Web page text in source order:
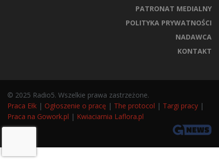
PATRONAT MEDIALNY
POLITYKA PRYWATNOŚCI
NADAWCA
KONTAKT
© 2025 Radio5. Wszelkie prawa zastrzeżone.
Praca Ełk | Ogłoszenie o pracę | The protocol | Targi pracy |
Praca na Gowork.pl | Kwiaciarnia Laflora.pl